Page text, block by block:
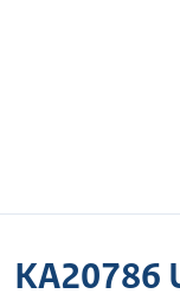
KA20786